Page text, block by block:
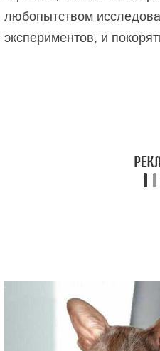
любопытством
экспериментов, и